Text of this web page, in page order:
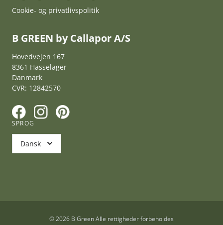
Cookie- og privatlivspolitik
B GREEN by Callapor A/S
Hovedvejen 167
8361 Hasselager
Danmark
CVR: 12842570
F I P
SPROG
Dansk
© 2026 B Green Alle rettigheder forbeholdes